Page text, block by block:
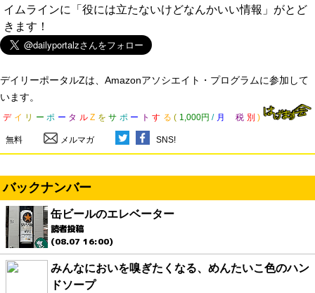
イムラインに「役には立たないけどなんかいい情報」がとど
きます！
デイリーポータルZは、Amazonアソシエイト・プログラムに参加して
います。
デ イ リ ー ポ ー タ ル Z を サ ポ ー ト す る ( 1,000円 / 月 税 別 )
無料 メルマガ SNS!
バックナンバー
缶ビールのエレベーター
読者投稿
(08.07 16:00)
みんなにおいを嗅ぎたくなる、めんたいこ色のハン
ドソープ